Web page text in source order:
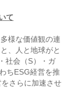
て
様な価値観の連
、人と地球がと
社会（S）・ガ
ちESG経営を推
さらに加速させ